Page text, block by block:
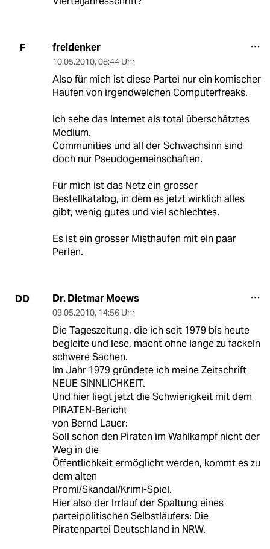
F freidenker
10.05.2010, 08:44 Uhr
Also für mich ist diese Partei nur ein komischer
Haufen von irgendwelchen Computerfreaks.
Ich sehe das Internet als total überschätztes
Medium.
Communities und all der Schwachsinn sind
doch nur Pseudogemeinschaften.
Für mich ist das Netz ein grosser
Bestellkatalog, in dem es jetzt wirklich alles
gibt, wenig gutes und viel schlechtes.
Es ist ein grosser Misthaufen mit ein paar
Perlen.
DD Dr. Dietmar Moews
09.05.2010, 14:56 Uhr
Die Tageszeitung, die ich seit 1979 bis heute
begleite und lese, macht ohne lange zu fackeln
schwere Sachen.
Im Jahr 1979 gründete ich meine Zeitschrift
NEUE SINNLICHKEIT.
Und hier liegt jetzt die Schwierigkeit mit dem
PIRATEN-Bericht
von Bernd Lauer:
Soll schon den Piraten im Wahlkampf nicht der
Weg in die
Öffentlichkeit ermöglicht werden, kommt es zu
dem alten
Promi/Skandal/Krimi-Spiel.
Hier also der Irrlauf der Spaltung eines
parteipolitischen Selbstläufers: Die
Piratenpartei Deutschland in NRW.